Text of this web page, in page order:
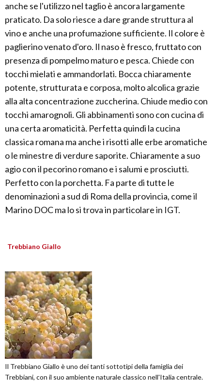
anche se l'utilizzo nel taglio è ancora largamente
praticato. Da solo riesce a dare grande struttura al
vino e anche una profumazione sufficiente. Il colore è
paglierino venato d'oro. Il naso è fresco, fruttato con
presenza di pompelmo maturo e pesca. Chiede con
tocchi mielati e ammandorlati. Bocca chiaramente
potente, strutturata e corposa, molto alcolica grazie
alla alta concentrazione zuccherina. Chiude medio con
tocchi amarognoli. Gli abbinamenti sono con cucina di
una certa aromaticità. Perfetta quindi la cucina
classica romana ma anche i risotti alle erbe aromatiche
o le minestre di verdure saporite. Chiaramente a suo
agio con il pecorino romano e i salumi e prosciutti.
Perfetto con la porchetta. Fa parte di tutte le
denominazioni a sud di Roma della provincia, come il
Marino DOC ma lo si trova in particolare in IGT.
Trebbiano Giallo
Il Trebbiano Giallo è uno dei tanti sottotipi della famiglia dei
Trebbiani, con il suo ambiente naturale classico nell'Italia centrale.